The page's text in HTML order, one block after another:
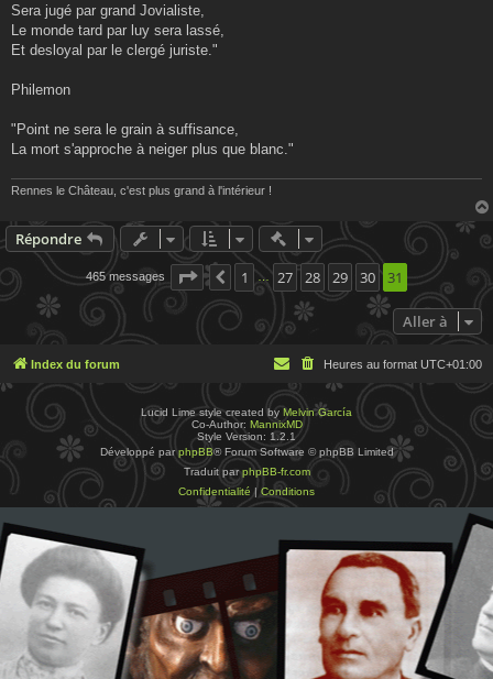
Sera jugé par grand Jovialiste,
Le monde tard par luy sera lassé,
Et desloyal par le clergé juriste."
Philemon
"Point ne sera le grain à suffisance,
La mort s'approche à neiger plus que blanc."
Rennes le Château, c'est plus grand à l'intérieur !
Répondre Actions rapides de
465 messages Page 31 sur 31
Précédente
1 … 27 28 29 30 31
Aller à
Index du forum Heures au format UTC+01:00
Lucid Lime style created by Melvin García
Co-Author: MannixMD
Style Version: 1.2.1
Développé parphpBB® Forum Software © phpBB Limited
Traduit parphpBB-fr.com
Confidentialité | Conditions